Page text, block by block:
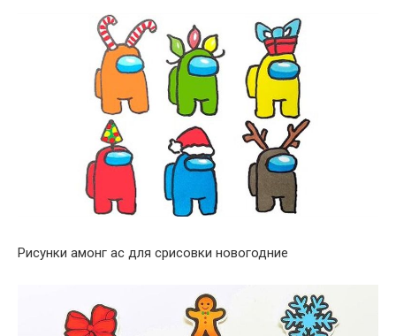
Рисунки амонг ас для срисовки новогодние